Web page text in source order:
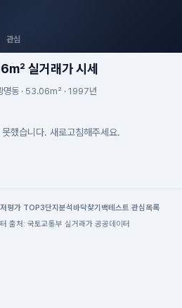
관심
실거래가 시세
명동 · 53.06m² · 1997년
했습니다. 새로고침해주세요.
저평가 TOP3단지분석 바닥찾기 백테스트 관심목록
출처: 국토교통부 실거래가 공공데이터